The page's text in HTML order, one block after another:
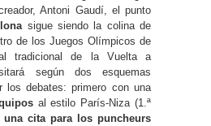
Antoni Gaudí, el punto
sigue siendo la colina de
de los Juegos Olímpicos de
tradicional de la Vuelta a
según dos esquemas
los debates: primero con una
al estilo París-Niza (1.ª
una cita para los puncheurs